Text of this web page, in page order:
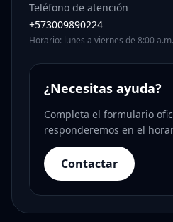
Teléfono de atención
+573009890224
Horario: lunes a viernes de 8:00
¿Necesitas ayuda?
Completa el formulario
responderemos en el
Contactar